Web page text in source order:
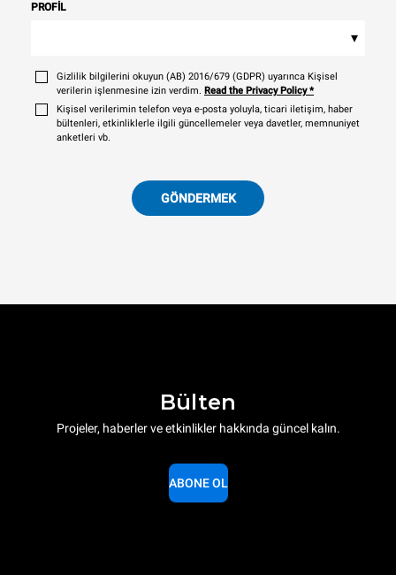
PROFIL
▾
Gizlilik bilgilerini okuyun (AB) 2016/679 (GDPR) uyarınca Kişisel
verilerin işlenmesine izin verdim. Read the Privacy Policy*
Kişisel verilerimin telefon veya e-posta yoluyla, ticari iletişim, haber
bültenleri, etkinliklerle ilgili güncellemeler veya davetler, memnuniyet
anketleri vb.
GÖNDERMEK
Bülten
Projeler, haberler ve etkinlikler hakkında güncel kalın.
ABONE OL